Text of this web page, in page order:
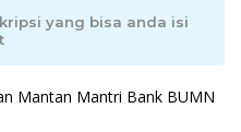
yang bisa anda isi